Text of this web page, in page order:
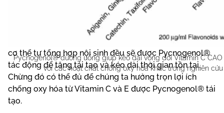
Pycnogenol® đường uống giúp kéo dài vòng đời Vitamin C CAO
với các hoạt chất chống oxy hóa khác trong nghiên cứu
Điều này không đồng nghĩa chúng ta bắt buộc phải bổ
sung thêm viên uống Vitamin C hay Vitamin E khi dùng
Pycnogenol® để đạt hiệu quả chống oxy hóa tối ưu.
Vitamin C có trong chế độ ăn hằng ngày và Vitamin E
cơ thể tự tổng hợp nội sinh đều sẽ được Pycnogenol®
tác động để tăng tái tạo và kéo dài thời gian tồn tại.
Chừng đó có thể đủ để chúng ta hưởng trọn lợi ích
chống oxy hóa từ Vitamin C và E được Pycnogenol® tái
tạo.